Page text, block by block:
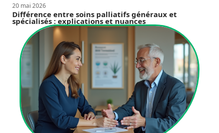
20 mai 2026
Différence entre soins palliatifs généraux et
spécialisés : explications et nuances